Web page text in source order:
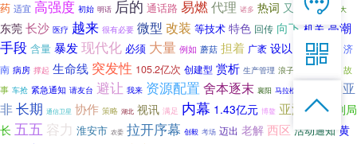
药 适宜 高强度 初始 明话 后的 通话路 易燃代理 诸多 热词 又是 探索 各大
东莞长沙 医疗 越来 很有必要 微型 改装 等技术 特色 回传 向下 机关 高潮
手段 含量 暴发现代化 必须 大量 例如 蘑菇 担着 广袤 设以 三亚 合肥
济
南 病房 撑起 生命线 突发性 105.2亿次 创建型 赏析 生产管理 浪子回头 创业
故
事 车抢 紧急通知 请友台 避让 我来 资源配置 舍本逐末 襄阳 马拉松比赛
亚
非长期 通信卫星 协作 策略 湖北 视讯 满足 内幕 1.43亿元 博鳌 亚洲 比拼
副局
长 五五 容力 淮安市 农委 拉开序幕 创毅 考场 迈出 老解 西区 活动通知 黄
 7*12 QQ在线，服务咨询

服务热线
恭候聆听，023-86382199手机直接点击
拨打

